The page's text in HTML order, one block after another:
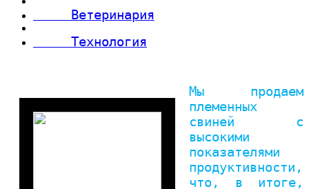
Ветеринария
Технология
Мы продаем
племенных
свиней с
высокими
показателями
продуктивности,
что, в итоге,